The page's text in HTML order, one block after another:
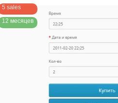
5 sales
12 месяцев